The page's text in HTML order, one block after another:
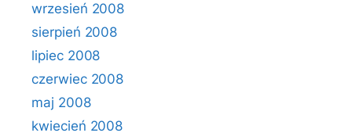
wrzesień 2008
sierpień 2008
lipiec 2008
czerwiec 2008
maj 2008
kwiecień 2008